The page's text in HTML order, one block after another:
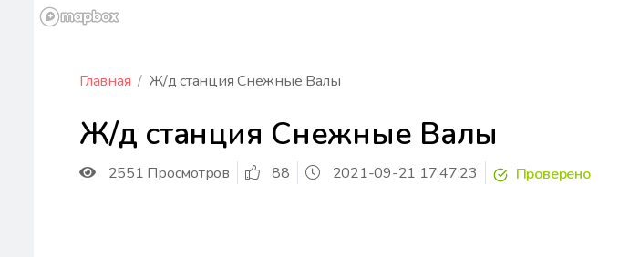
Главная Ж/д станция Снежные Валы
Ж/д станция Снежные Валы
2551 Просмотров 88 2021-09-21 17:47:23 Проверено